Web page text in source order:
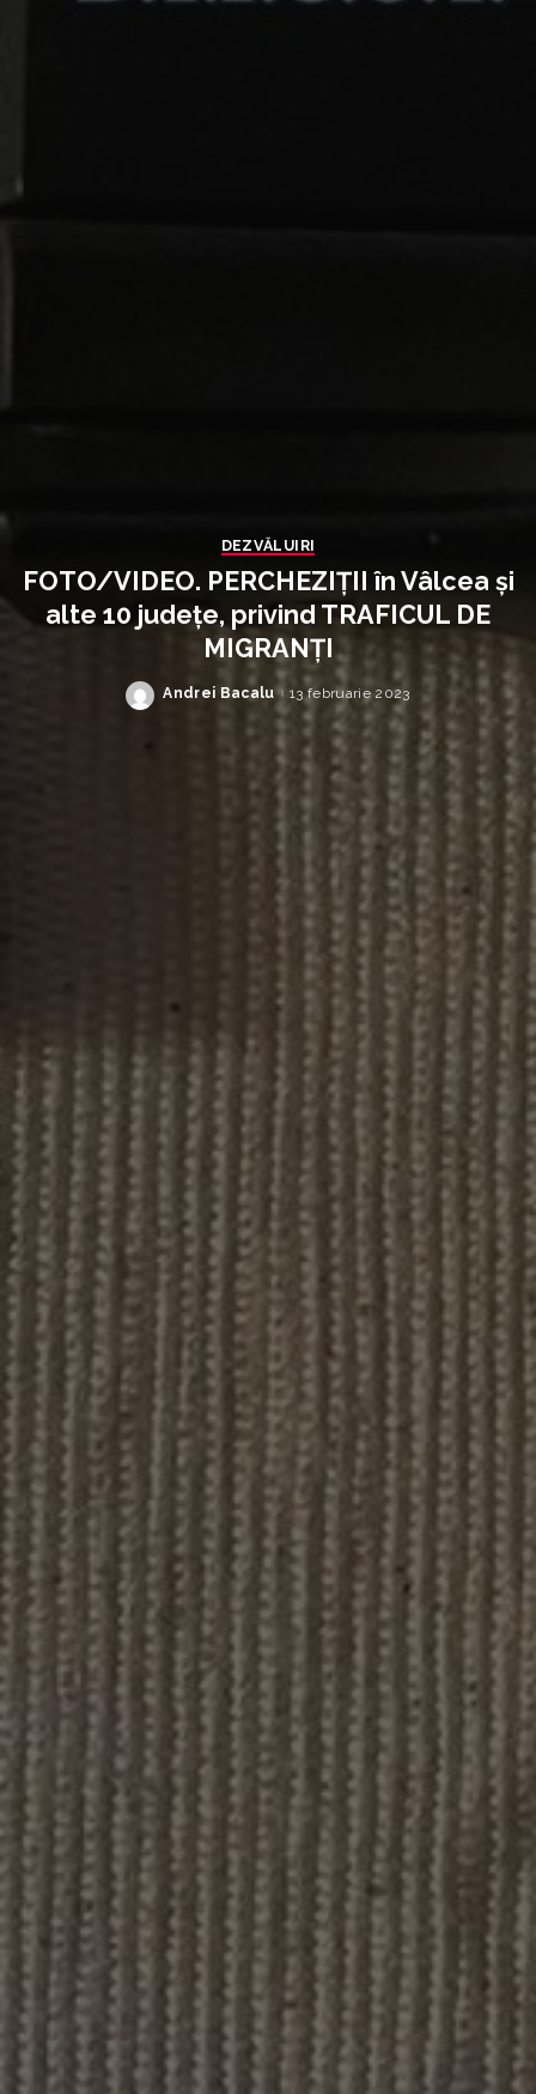
DEZVĂLUIRI
FOTO/VIDEO. PERCHEZIȚII în Vâlcea și
alte 10 județe, privind TRAFICUL DE
MIGRANȚI
Posted
Andrei Bacalu 13 februarie 2023